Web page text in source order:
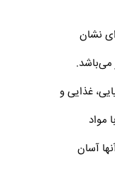
نشان
می‌باشد.
غذایی و
مواد
آسان